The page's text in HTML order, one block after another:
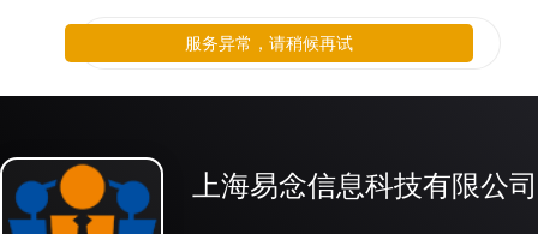
上海易念信息科技有限公司
服务异常，请稍候再试